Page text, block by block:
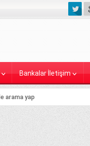
Bankalar İletişim